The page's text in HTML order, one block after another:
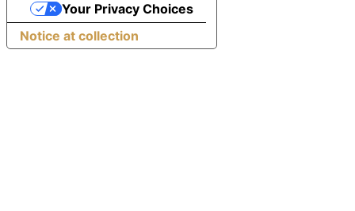
Notice at collection
Your Privacy Choices